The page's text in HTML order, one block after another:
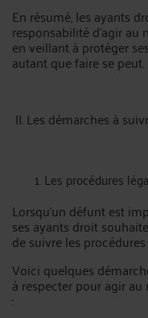
En résumé, les ayants
responsabilité d'agir
en veillant à protéger
autant que faire se peut.
II. Les démarches à
Les procédures
Lorsqu'un défunt est
ses ayants droit
de suivre les
Voici quelques
à respecter pour agir
: